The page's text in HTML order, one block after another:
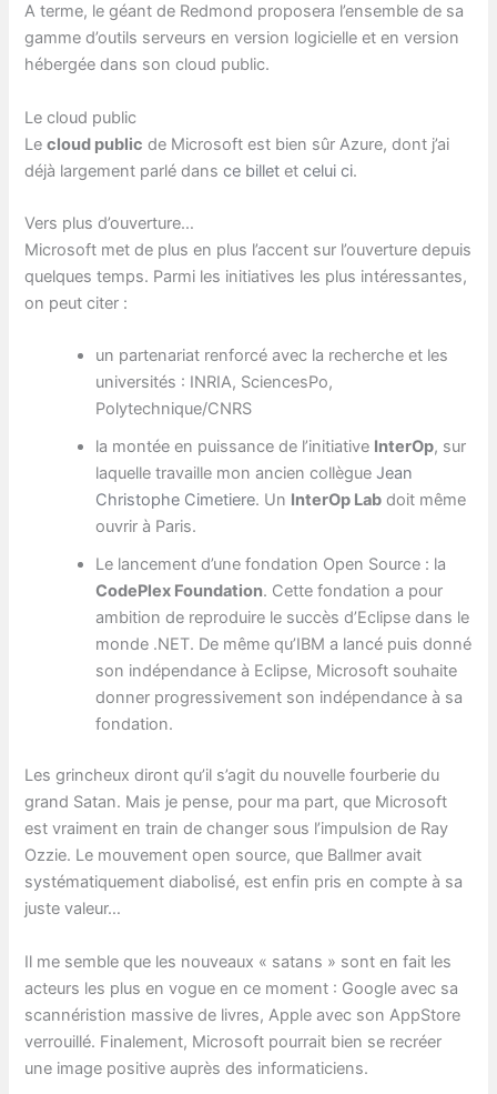
A terme, le géant de Redmond proposera l’ensemble de sa
gamme d’outils serveurs en version logicielle et en version
hébergée dans son cloud public.
Le cloud public
Lecloud public de Microsoft est bien sûr Azure, dont j’ai
déjà largement parlé dansce billet etcelui ci.
Vers plus d’ouverture…
Microsoft met de plus en plus l’accent sur l’ouverture depuis
quelques temps. Parmi les initiatives les plus intéressantes,
on peut citer :
un partenariat renforcé avec la recherche et les
universités : INRIA, SciencesPo,
Polytechnique/CNRS
la montée en puissance de l’initiative InterOp, sur
laquelle travaille mon ancien collègueJean
Christophe Cimetiere. Un InterOp Lab doit même
ouvrir à Paris.
Le lancement d’une fondation Open Source : la
CodePlex Foundation. Cette fondation a pour
ambition de reproduire le succès d’Eclipse dans le
monde .NET. De même qu’IBM a lancé puis donné
son indépendance à Eclipse, Microsoft souhaite
donner progressivement son indépendance à sa
fondation.
Les grincheux diront qu’il s’agit du nouvelle fourberie du
grand Satan. Mais je pense, pour ma part, que Microsoft
est vraiment en train de changer sous l’impulsion de Ray
Ozzie. Le mouvement open source, que Ballmer avait
systématiquement diabolisé, est enfin pris en compte à sa
juste valeur…
Il me semble que les nouveaux « satans » sont en fait les
acteurs les plus en vogue en ce moment : Google avec sa
scannéristion massive de livres, Apple avec son AppStore
verrouillé. Finalement, Microsoft pourrait bien se recréer
une image positive auprès des informaticiens.